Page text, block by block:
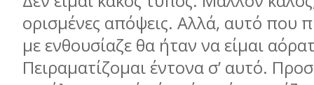
ορισμένες απόψεις. Αλλά, αυτό που
με ενθουσίαζε θα ήταν να είμαι
Πειραματίζομαι έντονα σ’ αυτό.